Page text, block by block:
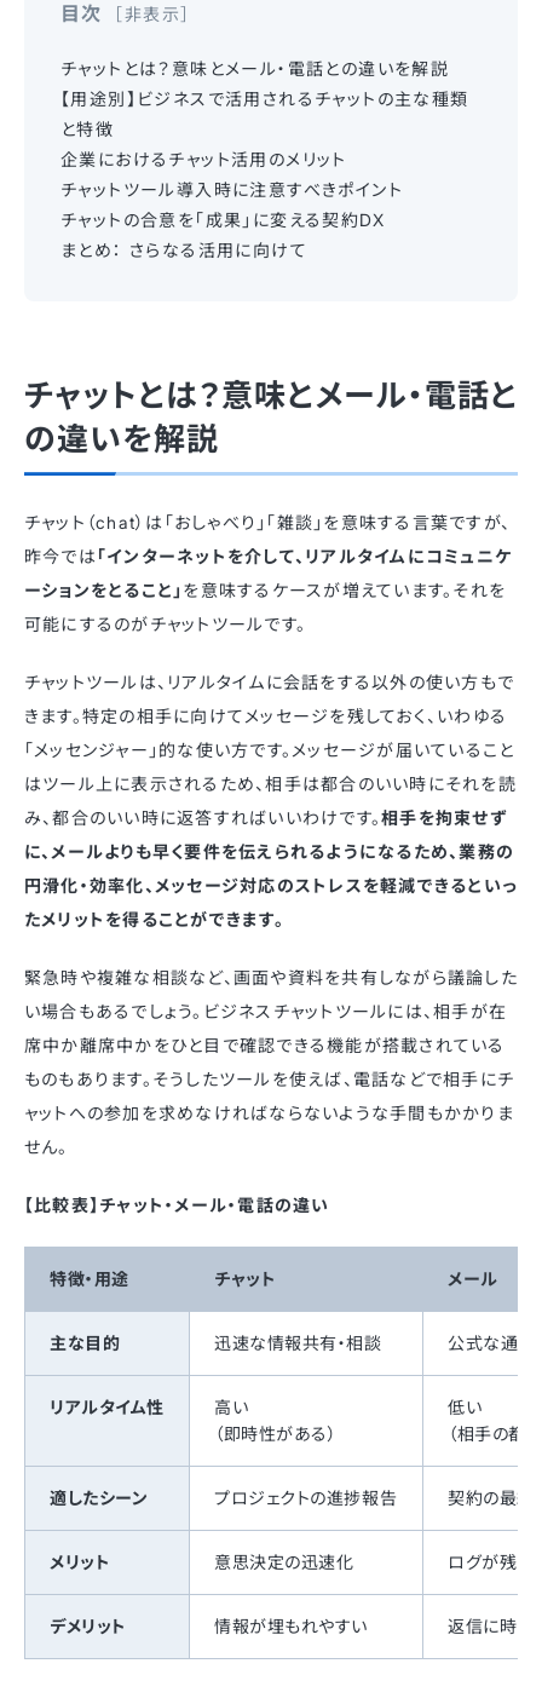
目次 非表示
チャットとは？意味とメール・電話との違いを解説
【用途別】ビジネスで活用されるチャットの主な種類
と特徴
企業におけるチャット活用のメリット
チャットツール導入時に注意すべきポイント
チャットの合意を「成果」に変える契約DX
まとめ： さらなる活用に向けて
チャットとは？意味とメール・電話と
の違いを解説
チャット（chat）は「おしゃべり」「雑談」を意味する言葉ですが、
昨今では 「インターネットを介して、リアルタイムにコミュニケ
ーションをとること」 を意味するケースが増えています。それを
可能にするのがチャットツールです。
チャットツールは、リアルタイムに会話をする以外の使い方もで
きます。特定の相手に向けてメッセージを残しておく、いわゆる
「メッセンジャー」的な使い方です。メッセージが届いていること
はツール上に表示されるため、相手は都合のいい時にそれを読
み、都合のいい時に返答すればいいわけです。相手を拘束せず
に、メールよりも早く要件を伝えられるようになるため、業務の
円滑化・効率化、メッセージ対応のストレスを軽減できるといっ
たメリットを得ることができます。
緊急時や複雑な相談など、画面や資料を共有しながら議論した
い場合もあるでしょう。ビジネスチャットツールには、相手が在
席中か離席中かをひと目で確認できる機能が搭載されている
ものもあります。そうしたツールを使えば、電話などで相手にチ
ャットへの参加を求めなければならないような手間もかかりま
せん。
【比較表】チャット・メール・電話の違い
特徴・用途 チャット メール
主な目的 迅速な情報共有・相談 公式な通知
リアルタイム性
高い
（即時性がある）
低い
（相手の都
適したシーン プロジェクトの進捗報告 契約の最終
メリット 意思決定の迅速化 ログが残り
デメリット 情報が埋もれやすい 返信に時間